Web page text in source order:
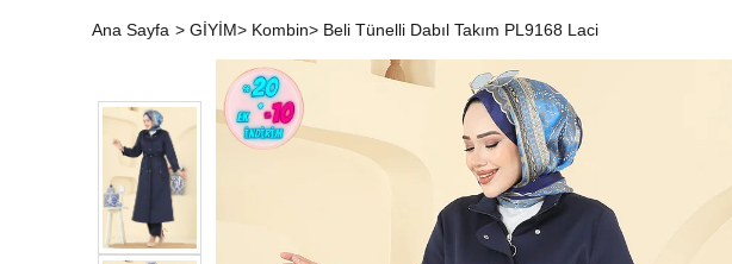
Ana Sayfa > GİYİM> Kombin> Beli Tünelli Dabıl Takım PL9168 Laci